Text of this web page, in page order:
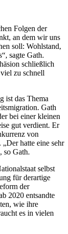
Folgen der
an dem wir uns
soll: Wohlstand,
sagte Gath.
schließlich
zu schnell
ist das Thema
Gath
bei einer kleinen
gut verdient. Er
von
hatte eine sehr
so Gath.
selbst
für derartige
der
2020 entsandte
wie ihre
es in vielen